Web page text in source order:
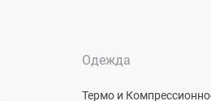
Одежда
Термо и